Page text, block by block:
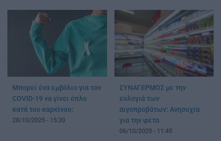
Μπορεί ένα εμβόλιο για τον
COVID-19 να γίνει όπλο
κατά του καρκίνου;
28/10/2025 - 15:20
ΣΥΝΑΓΕΡΜΟΣ με την
ευλογιά των
αιγοπροβάτων: Ανησυχία
για την φέτα
06/10/2025 - 11:45